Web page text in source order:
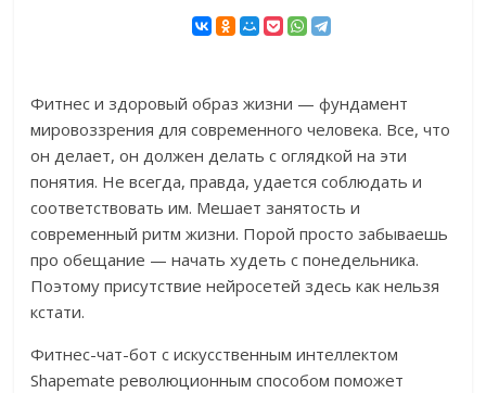
Фитнес и здоровый образ жизни — фундамент
мировоззрения для современного человека. Все, что
он делает, он должен делать с оглядкой на эти
понятия. Не всегда, правда, удается соблюдать и
соответствовать им. Мешает занятость и
современный ритм жизни. Порой просто забываешь
про обещание — начать худеть с понедельника.
Поэтому присутствие нейросетей здесь как нельзя
кстати.
Фитнес-чат-бот с искусственным интеллектом
Shapemate революционным способом поможет